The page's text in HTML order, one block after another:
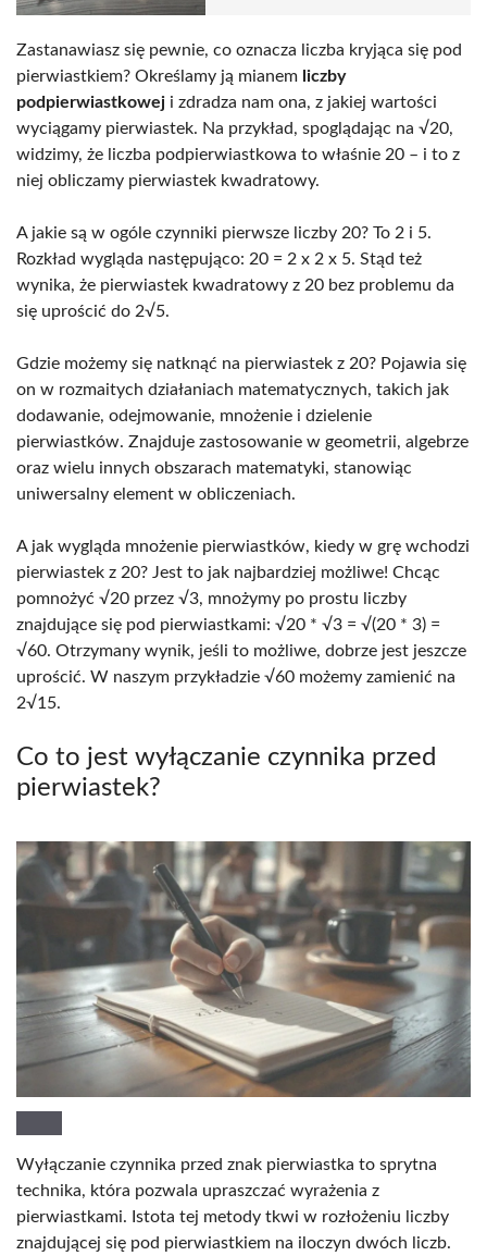
Zastanawiasz się pewnie, co oznacza liczba kryjąca się pod
pierwiastkiem? Określamy ją mianem liczby
podpierwiastkowej i zdradza nam ona, z jakiej wartości
wyciągamy pierwiastek. Na przykład, spoglądając na √20,
widzimy, że liczba podpierwiastkowa to właśnie 20 – i to z
niej obliczamy pierwiastek kwadratowy.
A jakie są w ogóle czynniki pierwsze liczby 20? To 2 i 5.
Rozkład wygląda następująco: 20 = 2 x 2 x 5. Stąd też
wynika, że pierwiastek kwadratowy z 20 bez problemu da
się uprościć do 2√5.
Gdzie możemy się natknąć na pierwiastek z 20? Pojawia się
on w rozmaitych działaniach matematycznych, takich jak
dodawanie, odejmowanie, mnożenie i dzielenie
pierwiastków. Znajduje zastosowanie w geometrii, algebrze
oraz wielu innych obszarach matematyki, stanowiąc
uniwersalny element w obliczeniach.
A jak wygląda mnożenie pierwiastków, kiedy w grę wchodzi
pierwiastek z 20? Jest to jak najbardziej możliwe! Chcąc
pomnożyć √20 przez √3, mnożymy po prostu liczby
znajdujące się pod pierwiastkami: √20 * √3 = √(20 * 3) =
√60. Otrzymany wynik, jeśli to możliwe, dobrze jest jeszcze
uprościć. W naszym przykładzie √60 możemy zamienić na
2√15.
Co to jest wyłączanie czynnika przed
pierwiastek?
Wyłączanie czynnika przed znak pierwiastka to sprytna
technika, która pozwala upraszczać wyrażenia z
pierwiastkami. Istota tej metody tkwi w rozłożeniu liczby
znajdującej się pod pierwiastkiem na iloczyn dwóch liczb.